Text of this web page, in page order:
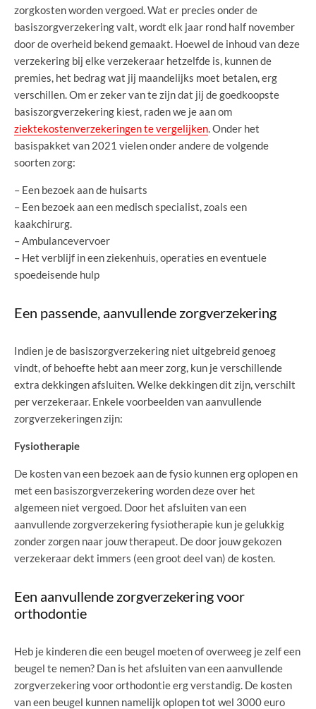
zorgkosten worden vergoed. Wat er precies onder de
basiszorgverzekering valt, wordt elk jaar rond half november
door de overheid bekend gemaakt. Hoewel de inhoud van deze
verzekering bij elke verzekeraar hetzelfde is, kunnen de
premies, het bedrag wat jij maandelijks moet betalen, erg
verschillen. Om er zeker van te zijn dat jij de goedkoopste
basiszorgverzekering kiest, raden we je aan om
ziektekostenverzekeringen te vergelijken. Onder het
basispakket van 2021 vielen onder andere de volgende
soorten zorg:
– Een bezoek aan de huisarts
– Een bezoek aan een medisch specialist, zoals een
kaakchirurg.
– Ambulancevervoer
– Het verblijf in een ziekenhuis, operaties en eventuele
spoedeisende hulp
Een passende, aanvullende zorgverzekering
Indien je de basiszorgverzekering niet uitgebreid genoeg
vindt, of behoefte hebt aan meer zorg, kun je verschillende
extra dekkingen afsluiten. Welke dekkingen dit zijn, verschilt
per verzekeraar. Enkele voorbeelden van aanvullende
zorgverzekeringen zijn:
Fysiotherapie
De kosten van een bezoek aan de fysio kunnen erg oplopen en
met een basiszorgverzekering worden deze over het
algemeen niet vergoed. Door het afsluiten van een
aanvullende zorgverzekering fysiotherapie kun je gelukkig
zonder zorgen naar jouw therapeut. De door jouw gekozen
verzekeraar dekt immers (een groot deel van) de kosten.
Een aanvullende zorgverzekering voor
orthodontie
Heb je kinderen die een beugel moeten of overweeg je zelf een
beugel te nemen? Dan is het afsluiten van een aanvullende
zorgverzekering voor orthodontie erg verstandig. De kosten
van een beugel kunnen namelijk oplopen tot wel 3000 euro